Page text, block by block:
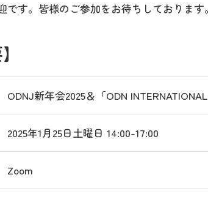
です。皆様のご参加をお待ちしております。
ODNJ新年会2025＆「ODN
2025年1月25日土曜日 14:00-17:00
Zoom